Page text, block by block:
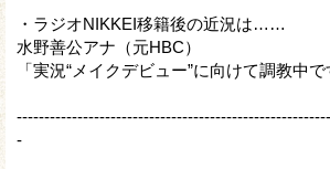
・ラジオNIKKEI移籍後の近況は……
水野善公アナ（元HBC）
「実況“メイクデビュー”に向けて調教中で
-